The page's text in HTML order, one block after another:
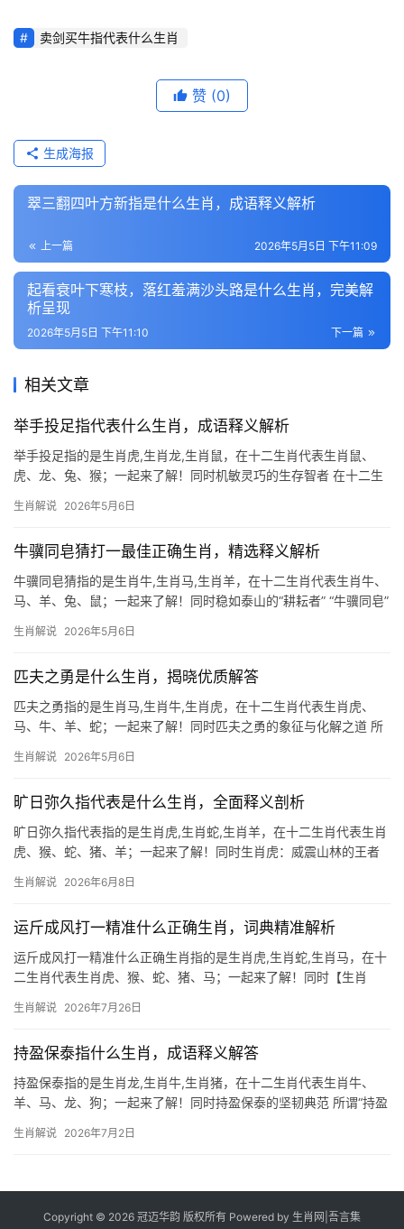
卖剑买牛指代表什么生肖
赞 (0)
生成海报
翠三翻四叶方新指是什么生肖，成语释义解析
上一篇 2026年5月5日 下午11:09
起看衰叶下寒枝，落红羞满沙头路是什么生肖，完美解
析呈现
下一篇
2026年5月5日 下午11:10
相关文章
举手投足指代表什么生肖，成语释义解析
举手投足指的是生肖虎,生肖龙,生肖鼠，在十二生肖代表生肖鼠、
虎、龙、兔、猴；一起来了解！同时机敏灵巧的生存智者 在十二生
实则误解了它的本质。生肖鼠之人往往心思缜密，善于在危机中寻
生肖解说 2026年5月6日
牛骥同皂猜打一最佳正确生肖，精选释义解析
牛骥同皂猜指的是生肖牛,生肖马,生肖羊，在十二生肖代表生肖牛、
马、羊、兔、鼠；一起来了解！同时稳如泰山的“耕耘者” “牛骥同皂”
“丑”，五行属土，主稳固与积累，2024甲辰年，土气受木克，生肖
生肖解说 2026年5月6日
匹夫之勇是什么生肖，揭晓优质解答
匹夫之勇指的是生肖马,生肖牛,生肖虎，在十二生肖代表生肖虎、
马、牛、羊、蛇；一起来了解！同时匹夫之勇的象征与化解之道 所
生肖虎最易被贴上这一标签，虎为百兽之王，天生威猛霸气，但若
生肖解说 2026年5月6日
旷日弥久指代表是什么生肖，全面释义剖析
旷日弥久指代表指的是生肖虎,生肖蛇,生肖羊，在十二生肖代表生肖
虎、猴、蛇、猪、羊；一起来了解！同时生肖虎：威震山林的王者
携，事业如虎添翼，尤其从事金融、物流行业者，收入增长极为难
生肖解说 2026年6月8日
运斤成风打一精准什么正确生肖，词典精准解析
运斤成风打一精准什么正确生肖指的是生肖虎,生肖蛇,生肖马，在十
二生肖代表生肖虎、猴、蛇、猪、马；一起来了解！同时【生肖
子》，形容技艺纯熟如生肖虎般迅猛精准，2026年对生肖虎而言极
生肖解说 2026年7月26日
持盈保泰指什么生肖，成语释义解答
持盈保泰指的是生肖龙,生肖牛,生肖猪，在十二生肖代表生肖牛、
羊、马、龙、狗；一起来了解！同时持盈保泰的坚韧典范 所谓“持盈
肖牛最能诠释这一智慧，牛年生人天生勤勉，晚年福气深厚，但
生肖解说 2026年7月2日
Copyright © 2026 冠迈华韵 版权所有 Powered by 生肖网 吾言集